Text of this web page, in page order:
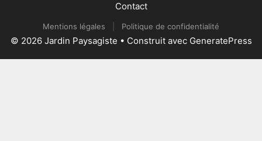
Contact
Mentions légales Politique de confidentialité
© 2026 Jardin Paysagiste • Construit avec GeneratePress